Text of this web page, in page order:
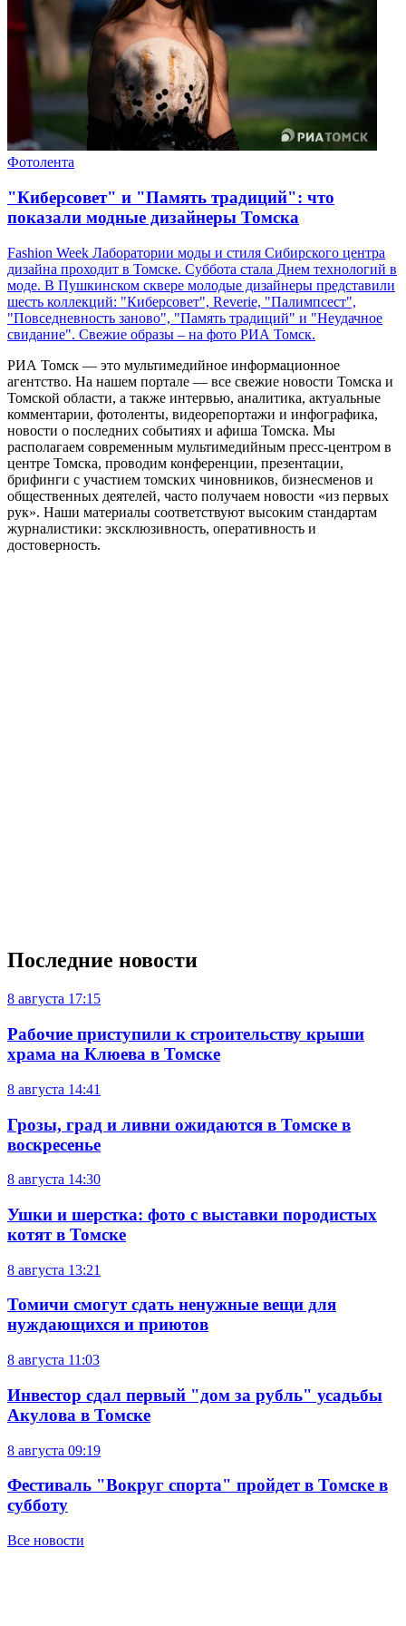
Фотолента
"Киберсовет" и "Память традиций": что
показали модные дизайнеры Томска
Fashion Week Лаборатории моды и стиля Сибирского центра
дизайна проходит в Томске. Суббота стала Днем технологий в
моде. В Пушкинском сквере молодые дизайнеры представили
шесть коллекций: "Киберсовет", Reverie, "Палимпсест",
"Повседневность заново", "Память традиций" и "Неудачное
свидание". Свежие образы – на фото РИА Томск.
РИА Томск — это мультимедийное информационное
агентство. На нашем портале — все свежие новости Томска и
Томской области, а также интервью, аналитика, актуальные
комментарии, фотоленты, видеорепортажи и инфографика,
новости о последних событиях и афиша Томска. Мы
располагаем современным мультимедийным пресс-центром в
центре Томска, проводим конференции, презентации,
брифинги с участием томских чиновников, бизнесменов и
общественных деятелей, часто получаем новости «из первых
рук». Наши материалы соответствуют высоким стандартам
журналистики: эксклюзивность, оперативность и
достоверность.
Последние новости
8 августа 17:15
Рабочие приступили к строительству крыши
храма на Клюева в Томске
8 августа 14:41
Грозы, град и ливни ожидаются в Томске в
воскресенье
8 августа 14:30
Ушки и шерстка: фото с выставки породистых
котят в Томске
8 августа 13:21
Томичи смогут сдать ненужные вещи для
нуждающихся и приютов
8 августа 11:03
Инвестор сдал первый "дом за рубль" усадьбы
Акулова в Томске
8 августа 09:19
Фестиваль "Вокруг спорта" пройдет в Томске в
субботу
Все новости